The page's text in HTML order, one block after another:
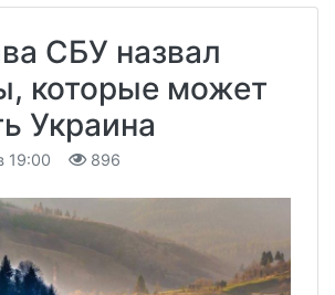
СБУ назвал
которые может
Украина
19:00 896